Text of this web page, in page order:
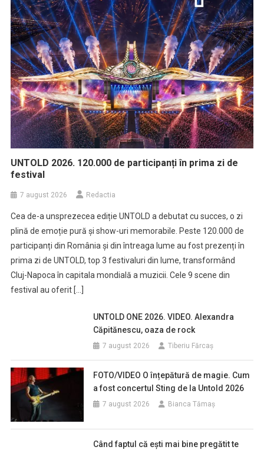
UNTOLD 2026. 120.000 de participanți în prima zi de
festival
7 august 2026 Redactia
Cea de-a unsprezecea ediție UNTOLD a debutat cu succes, o zi
plină de emoție pură și show-uri memorabile. Peste 120.000 de
participanți din România și din întreaga lume au fost prezenți în
prima zi de UNTOLD, top 3 festivaluri din lume, transformând
Cluj-Napoca în capitala mondială a muzicii. Cele 9 scene din
festival au oferit […]
UNTOLD ONE 2026. VIDEO. Alexandra
Căpitănescu, oaza de rock
7 august 2026 Tiberiu Fărcaş
FOTO/VIDEO O înțepătură de magie. Cum
a fost concertul Sting de la Untold 2026
7 august 2026 Bianca Tămaș
Când faptul că ești mai bine pregătit te